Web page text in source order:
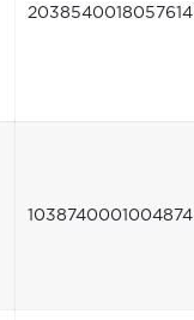
2038540018057614
1038740001004874